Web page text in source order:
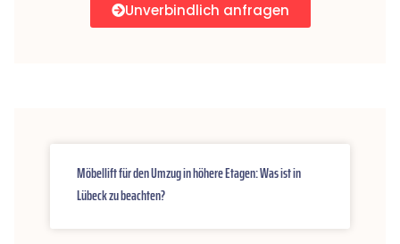
Unverbindlich anfragen
Möbellift für den Umzug in höhere Etagen: Was ist in
Lübeck zu beachten?